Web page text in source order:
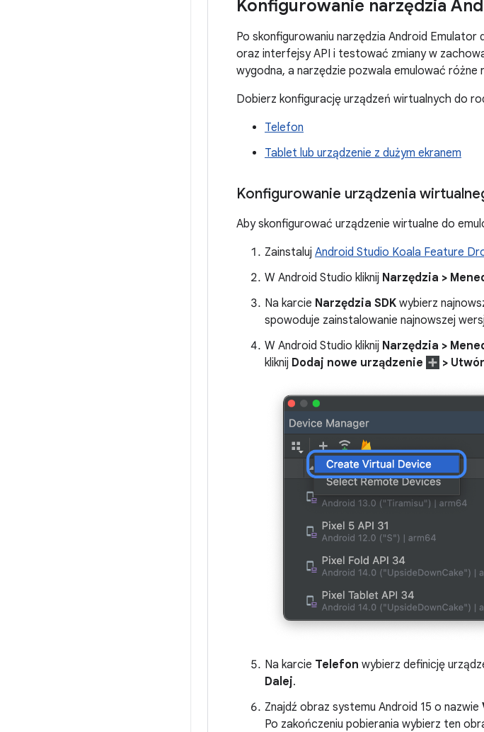
Konfigurowanie narzędzia
Po skonfigurowaniu narzędzia Android
oraz interfejsy API i testować zmiany w
wygodna, a narzędzie pozwala emulować różne
Dobierz konfigurację urządzeń wirtualnych do
Telefon
Tablet lub urządzenie z dużym ekranem
Konfigurowanie urządzenia
Aby skonfigurować urządzenie wirtualne do
Zainstaluj Android Studio Koala Feature
W Android Studio kliknij Narzędzia >
Na karcie Narzędzia SDK wybierz
spowoduje zainstalowanie najnowszej
W Android Studio kliknij Narzędzia >
kliknij Dodaj nowe urządzenie >
Na karcie Telefon wybierz definicję
Dalej.
Znajdź obraz systemu Android 15 o nazwie
Po zakończeniu pobierania wybierz ten